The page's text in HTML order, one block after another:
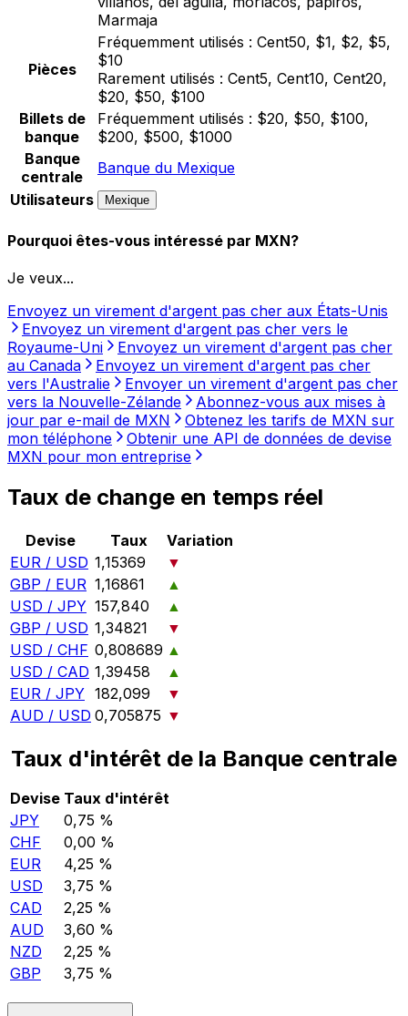
Marmaja
Pièces
Fréquemment utilisés : Cent50, $1, $2, $5,
$10
Rarement utilisés : Cent5, Cent10, Cent20,
$20, $50, $100
Billets de
banque
Fréquemment utilisés : $20, $50, $100,
$200, $500, $1000
Banque
centrale
Banque du Mexique
Utilisateurs
Mexique
Pourquoi êtes-vous intéressé par MXN?
Je veux...
Envoyez un virement d'argent pas cher aux États-Unis
Envoyez un virement d'argent pas cher vers le
Royaume-Uni
Envoyez un virement d'argent pas cher
au Canada
Envoyez un virement d'argent pas cher
vers l'Australie
Envoyer un virement d'argent pas cher
vers la Nouvelle-Zélande
Abonnez-vous aux mises à
jour par e-mail de MXN
Obtenez les tarifs de MXN sur
mon téléphone
Obtenir une API de données de devise
MXN pour mon entreprise
Taux de change en temps réel
Devise Taux
Variation
EUR / USD 1,15369
▼
GBP / EUR 1,16861
▲
USD / JPY 157,840
▲
GBP / USD 1,34821
▼
USD / CHF 0,808689 ▲
USD / CAD 1,39458
▲
EUR / JPY 182,099
▼
AUD / USD 0,705875 ▼
Taux d'intérêt de la Banque centrale
Devise Taux d'intérêt
JPY
0,75 %
CHF
0,00 %
EUR
4,25 %
USD
3,75 %
CAD
2,25 %
AUD
3,60 %
NZD
2,25 %
GBP
3,75 %